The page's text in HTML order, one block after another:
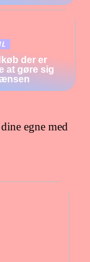
der er
at gøre sig
egne med